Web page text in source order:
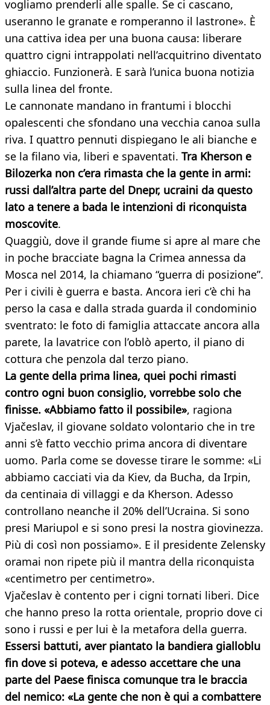
vogliamo prenderli alle spalle. Se ci cascano,
useranno le granate e romperanno il lastrone». È
una cattiva idea per una buona causa: liberare
quattro cigni intrappolati nell’acquitrino diventato
ghiaccio. Funzionerà. E sarà l’unica buona notizia
sulla linea del fronte.
Le cannonate mandano in frantumi i blocchi
opalescenti che sfondano una vecchia canoa sulla
riva. I quattro pennuti dispiegano le ali bianche e
se la filano via, liberi e spaventati. Tra Kherson e
Bilozerka non c’era rimasta che la gente in armi:
russi dall’altra parte del Dnepr, ucraini da questo
lato a tenere a bada le intenzioni di riconquista
moscovite.
Quaggiù, dove il grande fiume si apre al mare che
in poche bracciate bagna la Crimea annessa da
Mosca nel 2014, la chiamano “guerra di posizione”.
Per i civili è guerra e basta. Ancora ieri c’è chi ha
perso la casa e dalla strada guarda il condominio
sventrato: le foto di famiglia attaccate ancora alla
parete, la lavatrice con l’oblò aperto, il piano di
cottura che penzola dal terzo piano.
La gente della prima linea, quei pochi rimasti
contro ogni buon consiglio, vorrebbe solo che
finisse. «Abbiamo fatto il possibile», ragiona
Vjačeslav, il giovane soldato volontario che in tre
anni s’è fatto vecchio prima ancora di diventare
uomo. Parla come se dovesse tirare le somme: «Li
abbiamo cacciati via da Kiev, da Bucha, da Irpin,
da centinaia di villaggi e da Kherson. Adesso
controllano neanche il 20% dell’Ucraina. Si sono
presi Mariupol e si sono presi la nostra giovinezza.
Più di così non possiamo». E il presidente Zelensky
oramai non ripete più il mantra della riconquista
«centimetro per centimetro».
Vjačeslav è contento per i cigni tornati liberi. Dice
che hanno preso la rotta orientale, proprio dove ci
sono i russi e per lui è la metafora della guerra.
Essersi battuti, aver piantato la bandiera gialloblu
fin dove si poteva, e adesso accettare che una
parte del Paese finisca comunque tra le braccia
del nemico: «La gente che non è qui a combattere